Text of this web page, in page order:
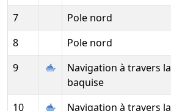
7 Pole nord
8
Pole nord
9
Navigation à travers la
baquise
10 Navigation à travers la